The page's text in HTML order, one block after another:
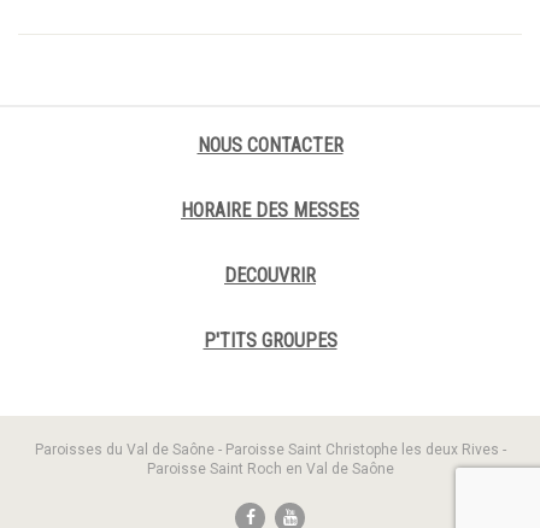
NOUS CONTACTER
HORAIRE DES MESSES
DECOUVRIR
P'TITS GROUPES
Paroisses du Val de Saône - Paroisse Saint Christophe les deux Rives -
Paroisse Saint Roch en Val de Saône